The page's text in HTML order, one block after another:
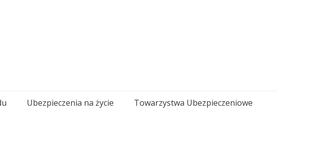
Ubezpieczenia na życie Towarzystwa Ubezpieczeniowe